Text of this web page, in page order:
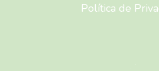
Política de